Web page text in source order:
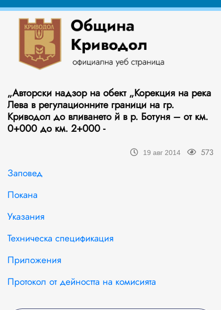
„Авторски надзор на обект „Корекция на река
Лева в регулационните граници на гр.
Криводол до вливането й в р. Ботуня – от км.
0+000 до км. 2+000 -
19 авг 2014 573
Заповед
Покана
Указания
Техническа спецификация
Приложения
Протокол от дейността на комисията